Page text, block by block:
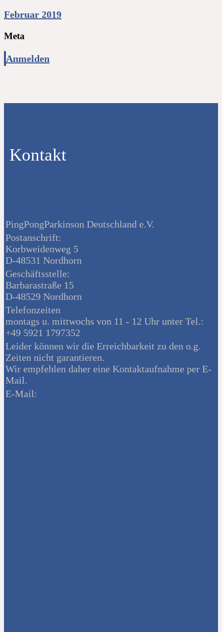
Februar 2019
Meta
Anmelden
Kontakt
PingPongParkinson Deutschland e.V.
Postanschrift:
Korbweidenweg 5
D-48531 Nordhorn
Geschäftsstelle:
Barbarastraße 15
D-48529 Nordhorn
Telefonzeiten
montags u. mittwochs von 11 - 12 Uhr unter Tel.:
+49 5921 1797352
Leider können wir die Erreichbarkeit zu den o.g.
Zeiten nicht garantieren.
Wir empfehlen daher eine Kontaktaufnahme per E-
Mail.
E-Mail: